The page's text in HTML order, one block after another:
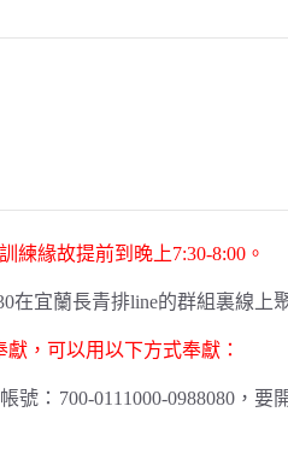
練緣故提前到晚上7:30-8:00。
在宜蘭長青排line的群組裏線上
，可以用以下方式奉獻：
：700-0111000-0988080，